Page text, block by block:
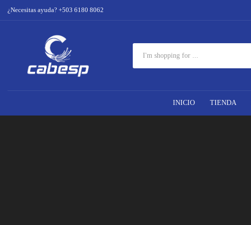
¿Necesitas ayuda? +503 6180 8062
INICIO TIENDA